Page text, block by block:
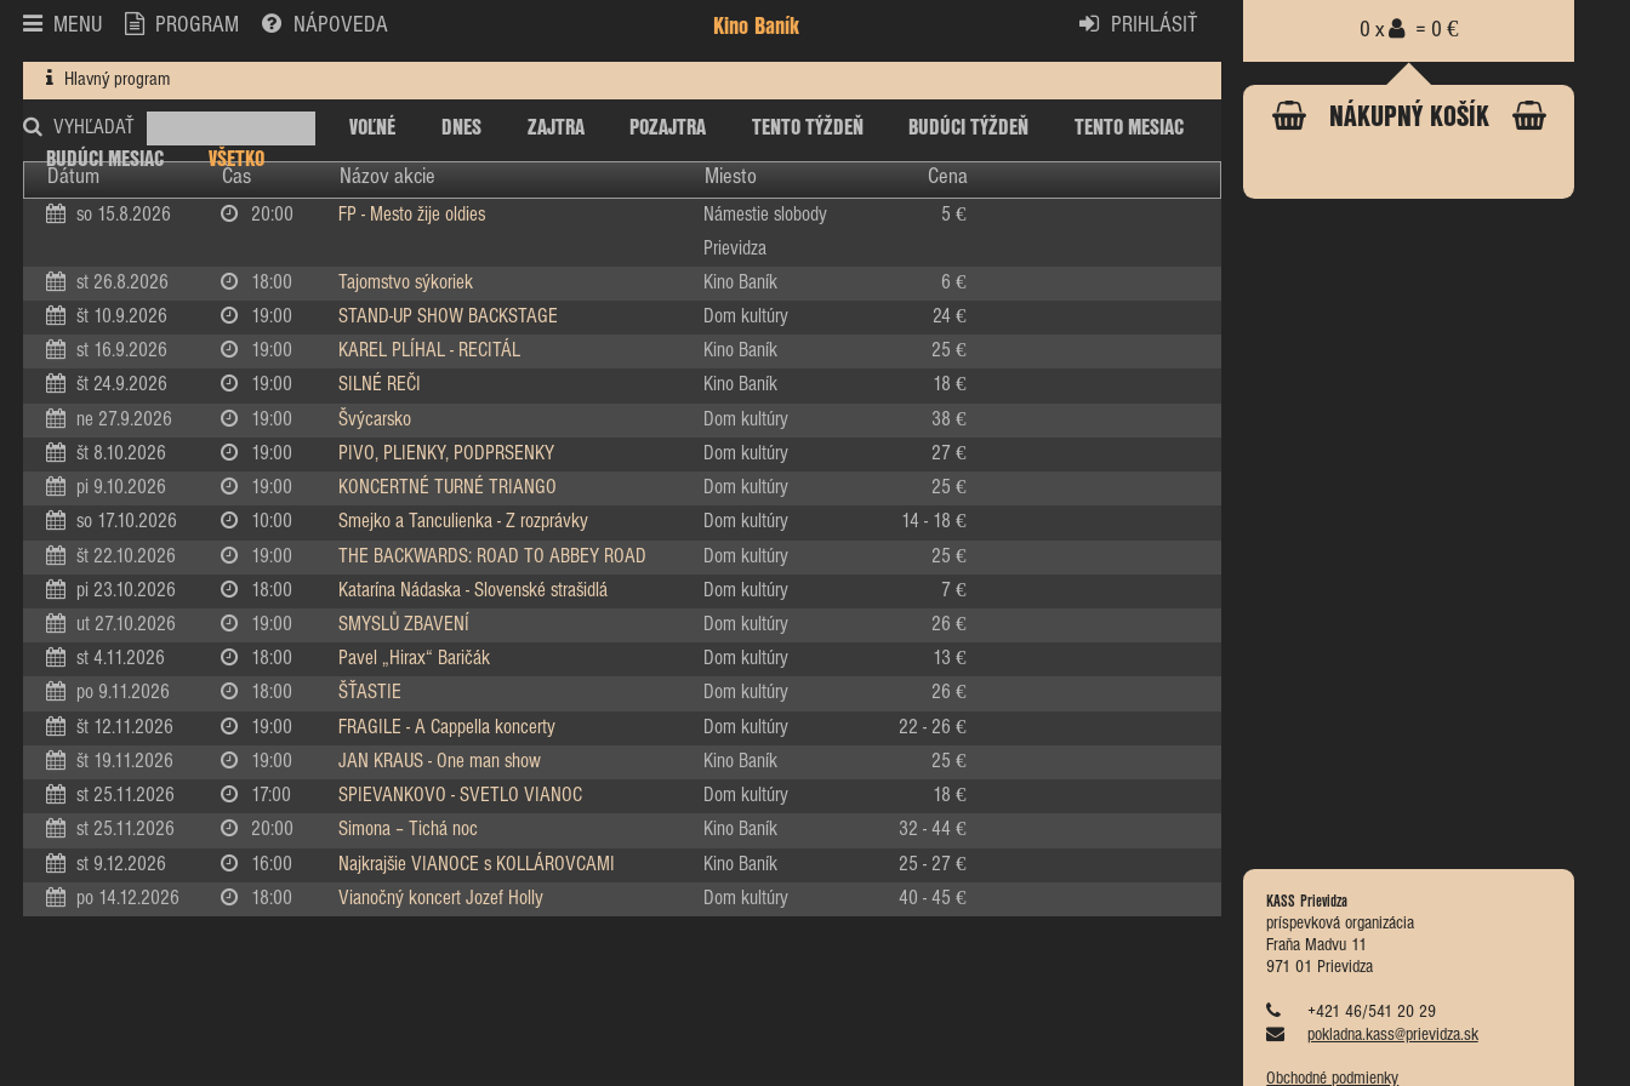
MENU PROGRAM NÁPOVEDA Kino Baník PRIHLÁSIŤ
Hlavný program
VYHĽADAŤ VOĽNÉ DNES ZAJTRA POZAJTRA TENTO TÝŽDEŇ BUDÚCI TÝŽDEŇ
TENTO MESIAC
BUDÚCI MESIAC
VŠETKO
Dátum Čas Názov akcie Miesto Cena
0 x = 0 €
NÁKUPNÝ KOŠÍK
KASS Prievidza
príspevková organizácia
Fraňa Madvu 11
971 01 Prievidza
+421 46/541 20 29
pokladna.kass@prievidza.sk
Obchodné podmienky
so 15.8.2026 20:00 FP - Mesto žije oldies
Námestie slobody
Prievidza
5 €
st 26.8.2026 18:00 Tajomstvo sýkoriek Kino Baník 6 €
št 10.9.2026 19:00 STAND-UP SHOW BACKSTAGE Dom kultúry 24 €
st 16.9.2026 19:00 KAREL PLÍHAL - RECITÁL Kino Baník 25 €
št 24.9.2026 19:00 SILNÉ REČI Kino Baník 18 €
ne 27.9.2026 19:00 Švýcarsko Dom kultúry 38 €
št 8.10.2026 19:00 PIVO, PLIENKY, PODPRSENKY Dom kultúry 27 €
pi 9.10.2026 19:00 KONCERTNÉ TURNÉ TRIANGO Dom kultúry 25 €
so 17.10.2026 10:00 Smejko a Tanculienka - Z rozprávky Dom kultúry 14 - 18 €
št 22.10.2026 19:00 THE BACKWARDS: ROAD TO ABBEY ROAD Dom kultúry 25 €
pi 23.10.2026 18:00 Katarína Nádaska - Slovenské strašidlá Dom kultúry 7 €
ut 27.10.2026 19:00 SMYSLŮ ZBAVENÍ Dom kultúry 26 €
st 4.11.2026 18:00 Pavel „Hirax“ Baričák Dom kultúry 13 €
po 9.11.2026 18:00 ŠŤASTIE Dom kultúry 26 €
št 12.11.2026 19:00 FRAGILE - A Cappella koncerty Dom kultúry 22 - 26 €
št 19.11.2026 19:00 JAN KRAUS - One man show Kino Baník 25 €
st 25.11.2026 17:00 SPIEVANKOVO - SVETLO VIANOC Dom kultúry 18 €
st 25.11.2026 20:00 Simona – Tichá noc Kino Baník 32 - 44 €
st 9.12.2026 16:00 Najkrajšie VIANOCE s KOLLÁROVCAMI Kino Baník 25 - 27 €
po 14.12.2026 18:00 Vianočný koncert Jozef Holly Dom kultúry 40 - 45 €